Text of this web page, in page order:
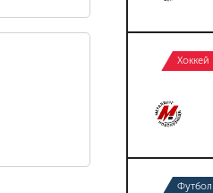
Хоккей
Футбол